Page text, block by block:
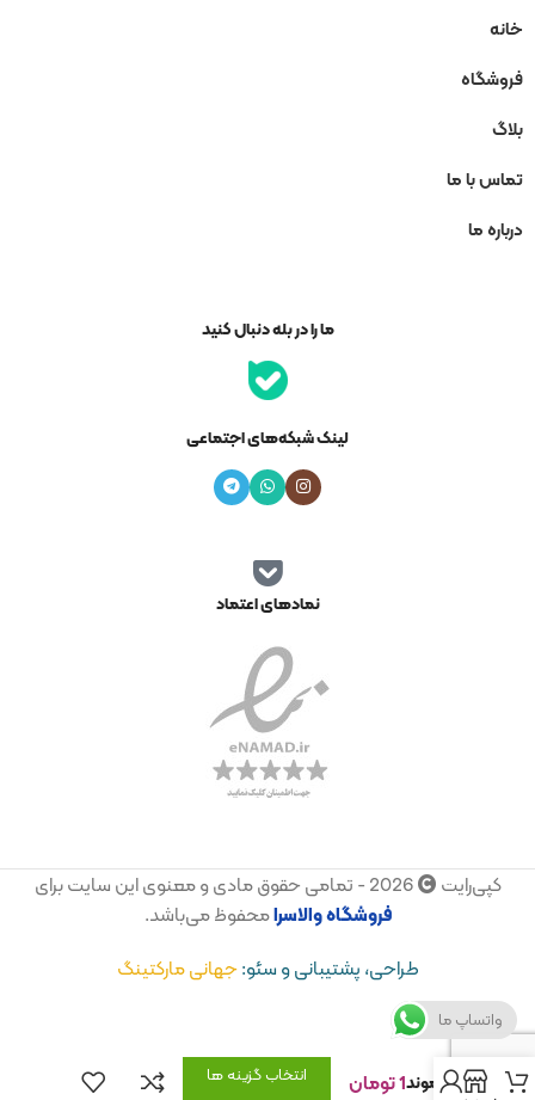
خانه
فروشگاه
بلاگ
تماس با ما
درباره ما
ما را در بله دنبال کنید
لینک شبکه‌های اجتماعی
نمادهای اعتماد
کپی‌رایت
فروشگاهوالاسرامحفوظ می‌باشد.
طراحی، پشتیبانی و سئو:جهانی مارکتینگ
دیاموند1تومان انتخاب گزینه ها
واتساپ ما